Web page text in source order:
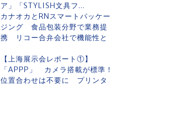
ア」「STYLISH文具フ...
カナオカとRNスマートパッケー
ジング 食品包装分野で業務提
携 リコー合弁会社で機能性と
【上海展示会レポート①】
「APPP」 カメラ搭載が標準！
位置合わせは不要に プリンタ